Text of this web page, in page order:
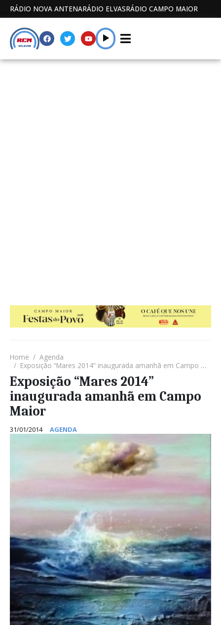
RÁDIO NOVA ANTENARÁDIO ELVASRÁDIO CAMPO MAIOR
Home
Agenda
Exposição “Mares 2014” inaugurada amanhã em Campo Maior
Exposição “Mares 2014”
inaugurada amanhã em Campo
Maior
31/01/2014 AGENDA